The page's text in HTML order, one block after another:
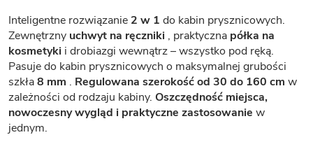
Inteligentne rozwiązanie 2 w 1 do kabin prysznicowych.
Zewnętrzny uchwyt na ręczniki , praktyczna półka na
kosmetyki i drobiazgi wewnątrz – wszystko pod ręką.
Pasuje do kabin prysznicowych o maksymalnej grubości
szkła8 mm . Regulowana szerokość od 30 do 160 cm w
zależności od rodzaju kabiny. Oszczędność miejsca,
nowoczesny wygląd i praktyczne zastosowanie w
jednym.